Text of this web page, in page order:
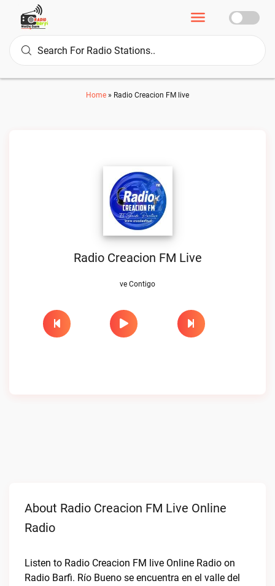
Home » Radio Creacion FM live
Radio Creacion FM Live
ve Contigo
About Radio Creacion FM Live Online
Radio
Listen to Radio Creacion FM live Online Radio on
Radio Barfi. Río Bueno se encuentra en el valle del